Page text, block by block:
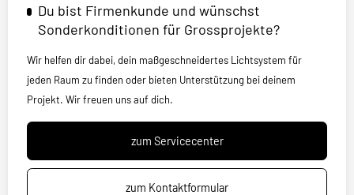
Du bist Firmenkunde und wünschst
Sonderkonditionen für Grossprojekte?
Wir helfen dir dabei, dein maßgeschneidertes Lichtsystem für
jeden Raum zu finden oder bieten Unterstützung bei deinem
Projekt. Wir freuen uns auf dich.
zum Servicecenter
zum Kontaktformular